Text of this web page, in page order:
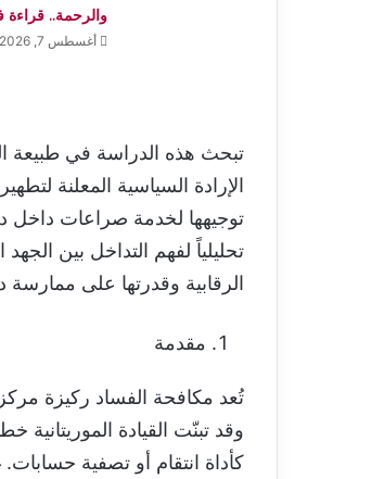
والرحمة.. قراءة
أغسطس 7, 2026
تبحث هذه الدراسة في طبيعة
الإرادة السياسية المعلنة
توجيهها لخدمة صراعات داخل
تحليلياً لفهم التداخل بين
الرقابية وقدرتها على ممارسة
مقدمة
تُعد مكافحة الفساد ركيزة
وقد تبنّت القيادة
كأداة انتقام أو تصفية